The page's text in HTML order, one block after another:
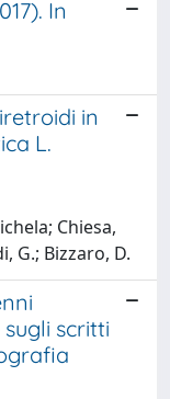
In
in
L.
Chiesa,
G.; Bizzaro, D.
scritti